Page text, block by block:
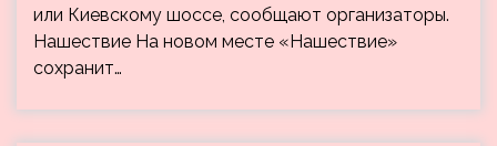
или Киевскому шоссе, сообщают организаторы.
Нашествие На новом месте «Нашествие»
сохранит…